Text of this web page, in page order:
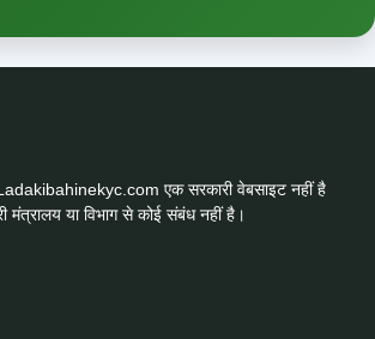
एक सरकारी वेबसाइट नहीं है
मंत्रालय या विभाग से कोई संबंध नहीं है।